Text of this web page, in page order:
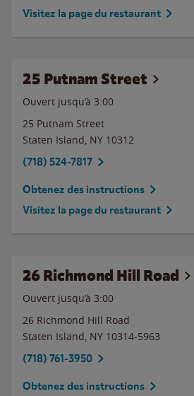
Visitez la page du restaurant
25 Putnam Street
Ouvert jusqu’à 3:00
25 Putnam Street
Staten Island, NY 10312
(718) 524-7817
Obtenez des instructions
Visitez la page du restaurant
26 Richmond Hill Road
Ouvert jusqu’à 3:00
26 Richmond Hill Road
Staten Island, NY 10314-5963
(718) 761-3950
Obtenez des instructions